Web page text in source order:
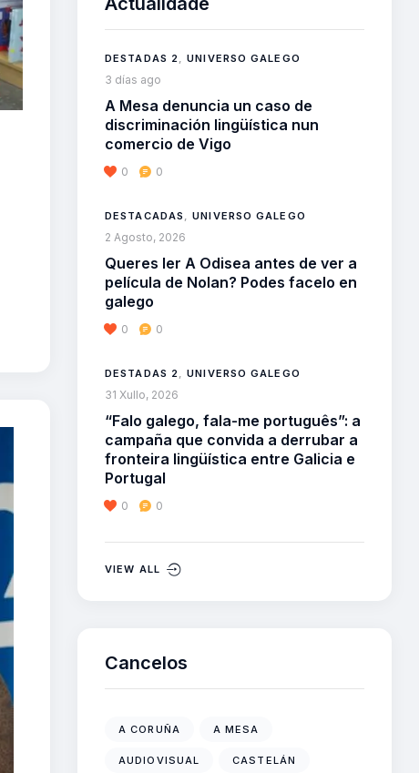
DESTADAS 2 ,UNIVERSO GALEGO
3 días ago
A Mesa denuncia un caso de
discriminación lingüística nun
comercio de Vigo
0 0
DESTACADAS ,UNIVERSO GALEGO
2 Agosto, 2026
Queres ler A Odisea antes de ver a
película de Nolan? Podes facelo en
galego
0 0
DESTADAS 2 ,UNIVERSO GALEGO
31 Xullo, 2026
“Falo galego, fala-me português”: a
campaña que convida a derrubar a
fronteira lingüística entre Galicia e
Portugal
0 0
VIEW ALL
Cancelos
A CORUÑA A MESA
AUDIOVISUAL CASTELÁN